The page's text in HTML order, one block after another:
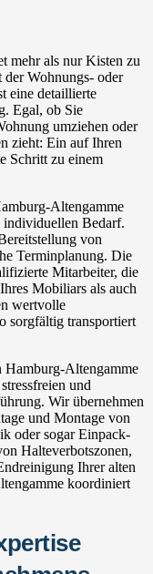
mehr als nur Kisten zu
Wohnungs- oder
eine detaillierte
Egal, ob Sie
umziehen oder
zieht: Ein auf Ihren
Schritt zu einem
Altengamme
individuellen Bedarf.
von
Terminplanung. Die
Mitarbeiter, die
Mobiliars als auch
wertvolle
sorgfältig transportiert
Hamburg-Altengamme
und
Wir übernehmen
und Montage von
oder sogar Einpack-
Halteverbotszonen,
Ihrer alten
koordiniert